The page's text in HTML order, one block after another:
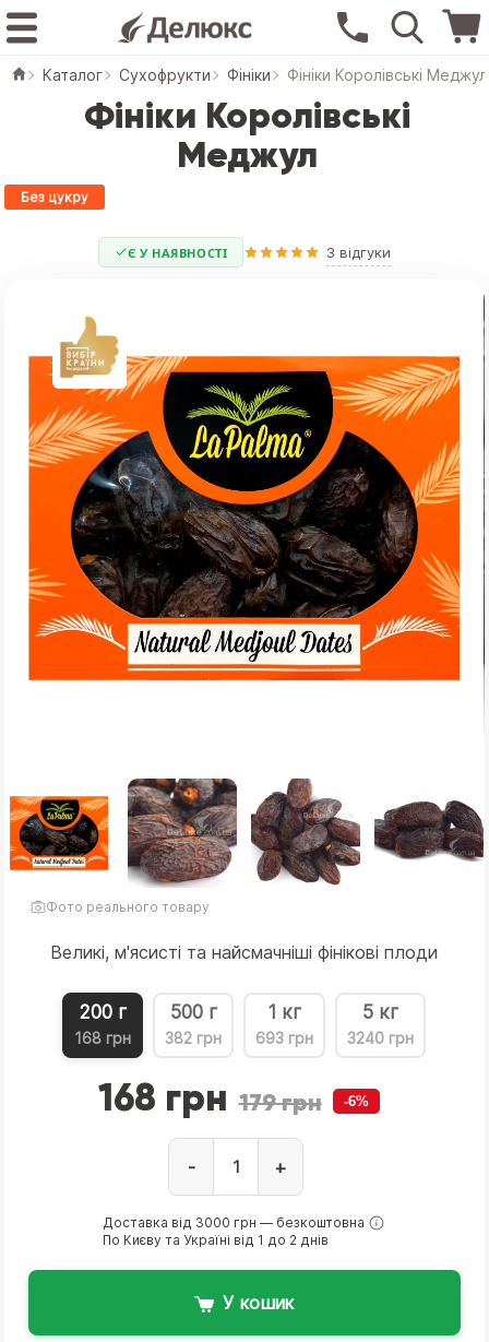
Каталог Сухофрукти Фініки Фініки Королівські Меджул
Фініки Королівські
Меджул
Без цукру
Є У НАЯВНОСТІ 3 відгуки
Фото реального товару
Великі, м'ясисті та найсмачніші фінікові плоди
200 г
168 грн
500 г
382 грн
1 кг
693 грн
5 кг
3240 грн
168 грн 179 грн -6%
- +
Доставка від 3000 грн — безкоштовна
По Києву та Україні від 1 до 2 днів
У кошик